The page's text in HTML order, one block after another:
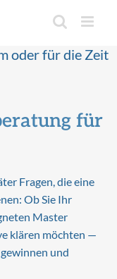
oder für die Zeit
für
Fragen, die eine
Ob Sie Ihr
Master
klären möchten —
und